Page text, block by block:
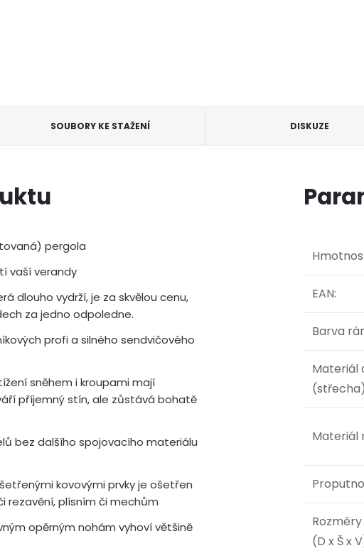
SOUBORY KE STAŽENÍ DISKUZE
pergola
vaší verandy
dlouho vydrží, je za skvělou cenu,
za jedno odpoledne.
profi a silného sendvičového
sněhem i kroupami mají
příjemný stín, ale zůstává bohatě
bez dalšího spojovacího materiálu
kovovými prvky je ošetřen
rezavění, plísním či mechům
opěrným nohám vyhoví většině
EAN:
Barva
Materiál
(střecha)
Materiál
(D x Š x